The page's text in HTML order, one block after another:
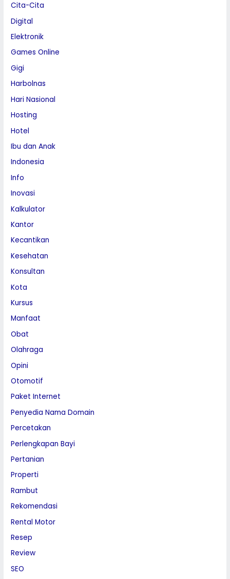
Cita-Cita
Digital
Elektronik
Games Online
Gigi
Harbolnas
Hari Nasional
Hosting
Hotel
Ibu dan Anak
Indonesia
Info
Inovasi
Kalkulator
Kantor
Kecantikan
Kesehatan
Konsultan
Kota
Kursus
Manfaat
Obat
Olahraga
Opini
Otomotif
Paket Internet
Penyedia Nama Domain
Percetakan
Perlengkapan Bayi
Pertanian
Properti
Rambut
Rekomendasi
Rental Motor
Resep
Review
SEO